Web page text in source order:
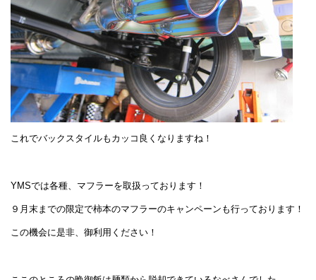
これでバックスタイルもカッコ良くなりますね！
YMSでは各種、マフラーを取扱っております！
９月末までの限定で柿本のマフラーのキャンペーンも行っております！
この機会に是非、御利用ください！